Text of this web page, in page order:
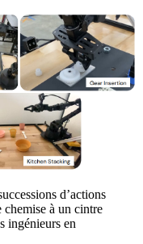
d’actions
chemise à un cintre
ingénieurs en